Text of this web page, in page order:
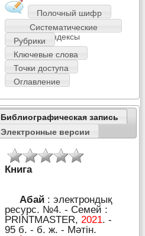
Полочный шифр
Систематические
индексы
Рубрики
Ключевые слова
Точки доступа
Оглавление
Библиографическая запись
Электронные версии
Книга
Абай : электрондық
ресурс. №4. - Семей :
PRІNTMASTER, 2021. -
95 б. - б. ж. - Мәтін.